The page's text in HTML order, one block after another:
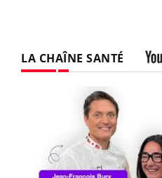
LA CHAÎNE SANTÉ